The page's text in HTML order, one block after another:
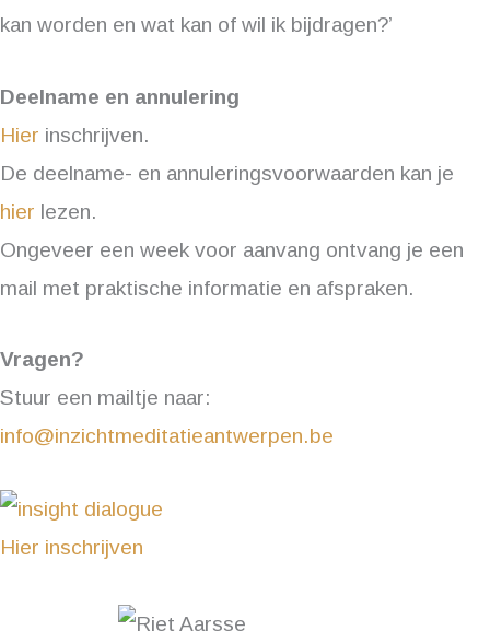
kan worden en wat kan of wil ik bijdragen?’
Deelname en annulering
Hier inschrijven.
De deelname- en annuleringsvoorwaarden kan je
hier lezen.
Ongeveer een week voor aanvang ontvang je een
mail met praktische informatie en afspraken.
Vragen?
Stuur een mailtje naar:
info@inzichtmeditatieantwerpen.be
Hier inschrijven